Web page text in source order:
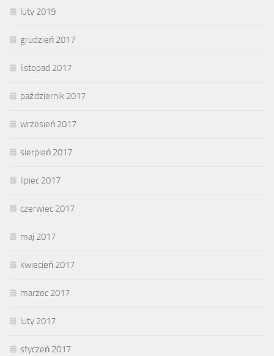
luty 2019
grudzień 2017
listopad 2017
październik 2017
wrzesień 2017
sierpień 2017
lipiec 2017
czerwiec 2017
maj 2017
kwiecień 2017
marzec 2017
luty 2017
styczeń 2017